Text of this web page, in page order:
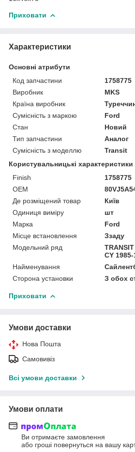
Приховати
Характеристики
Основні атрибути
Код запчастини
1758775
Виробник
MKS
Країна виробник
Сумісність з маркою
Ford
Стан
Новий
Тип запчастини
Аналог
Сумісність з моделлю
Transit
Користувальницькі характеристики
Finish
1758775
OEM
Де розміщений товар
Київ
Одиниця виміру
шт
Марка
Ford
Місце встановлення
Ззаду
Модельний ряд
CY
Найменування
Сторона установки
З обох
Приховати
Умови доставки
Нова Пошта
Самовивіз
Всі умови доставки
Умови оплати
Ви отримаєте замовлення
або гроші повернуться на вашу